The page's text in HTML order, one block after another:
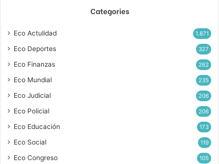
Categories
Eco Actulidad 1.871
Eco Deportes 327
Eco Finanzas 262
Eco Mundial 235
Eco Judicial 206
Eco Policial 206
Eco Educación 173
Eco Social 119
Eco Congreso 105